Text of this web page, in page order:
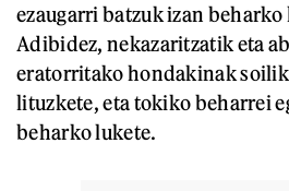
ezaugarri batzuk izan
Adibidez, nekazaritzatik eta
eratorritako hondakinak
lituzkete, eta tokiko beharrei
beharko lukete.